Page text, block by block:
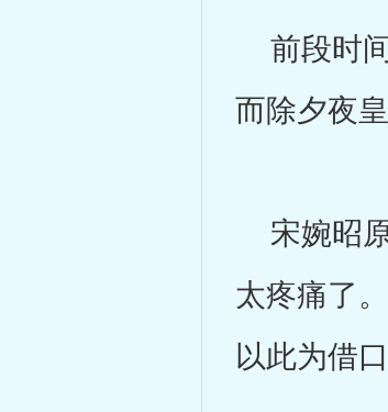
前段时
而除夕夜
宋婉昭
太疼痛了
以此为借